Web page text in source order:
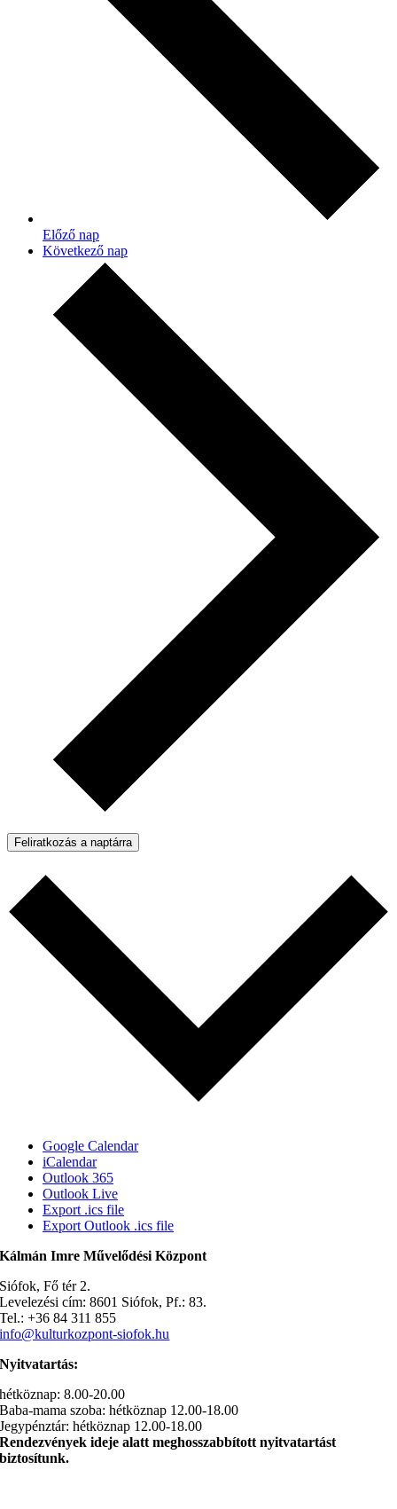
Előző nap
Következő nap
Feliratkozás a naptárra
Google Calendar
iCalendar
Outlook 365
Outlook Live
Export .ics file
Export Outlook .ics file
Kálmán Imre Művelődési Központ
Siófok, Fő tér 2.
Levelezési cím: 8601 Siófok, Pf.: 83.
Tel.: +36 84 311 855
info@kulturkozpont-siofok.hu
Nyitvatartás:
hétköznap: 8.00-20.00
Baba-mama szoba: hétköznap 12.00-18.00
Jegypénztár: hétköznap 12.00-18.00
Rendezvények ideje alatt meghosszabbított nyitvatartást
biztosítunk.